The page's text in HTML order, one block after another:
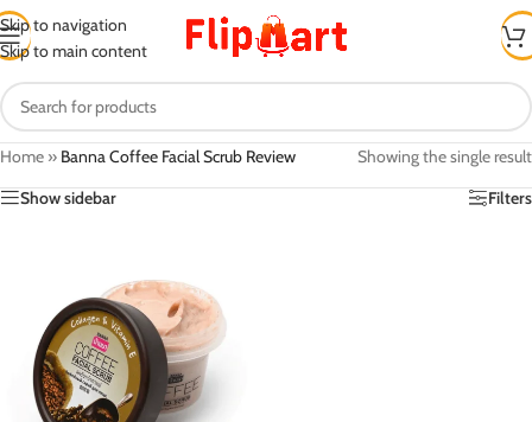
Skip to navigation
Skip to main content
Home » Banna Coffee Facial Scrub Review
Showing the single result
Show sidebar
Filters